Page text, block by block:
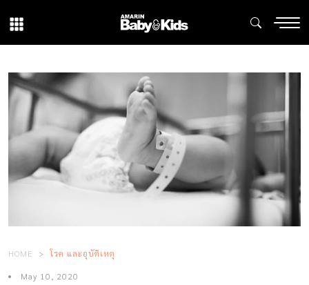
HOME โรค และอุบัติเหตุ
May 10, 2020